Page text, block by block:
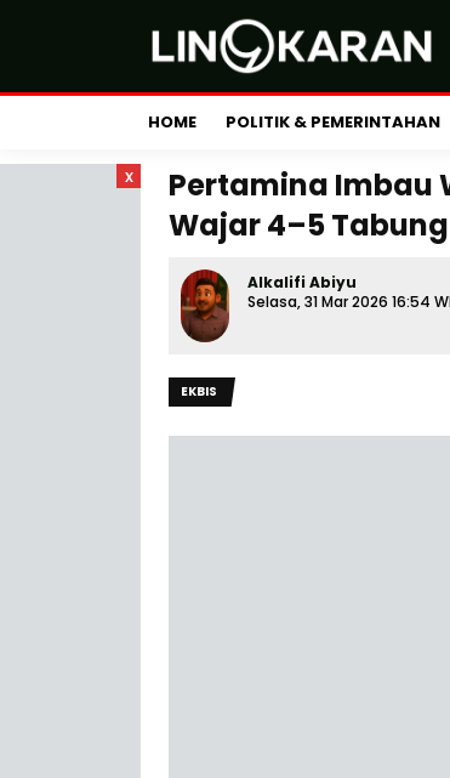
HOME POLITIK & PEMERINTAHAN
x
Pertamina Imbau
Wajar 4–5
Alkalifi Abiyu
Selasa, 31 Mar 2026 16:54
EKBIS